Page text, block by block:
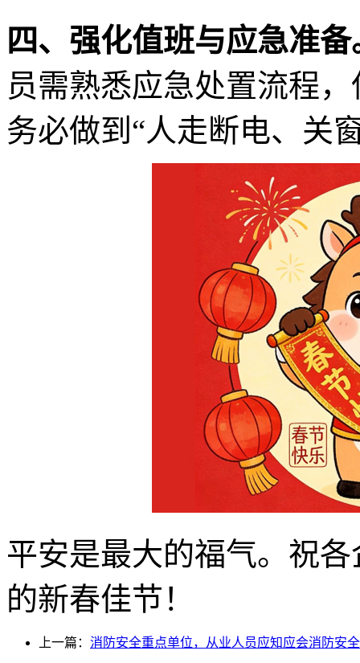
四、强化值班与应急准备
员需熟悉应急处置流程
务必做到“人走断电、关
平安是最大的福气。祝
的新春佳节！
上一篇： 消防安全重点单位，从业人员应知应会消防安